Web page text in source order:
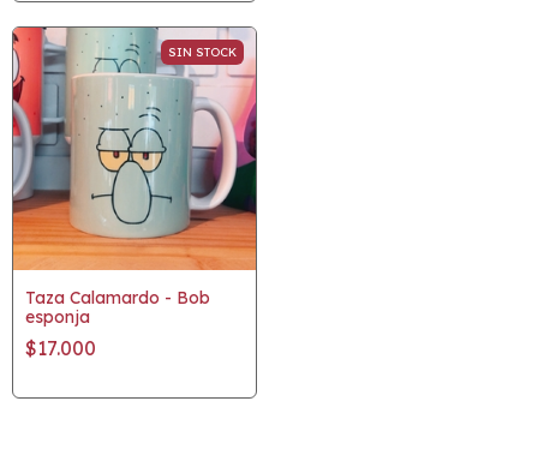
SIN STOCK
Taza Calamardo - Bob
esponja
$17.000